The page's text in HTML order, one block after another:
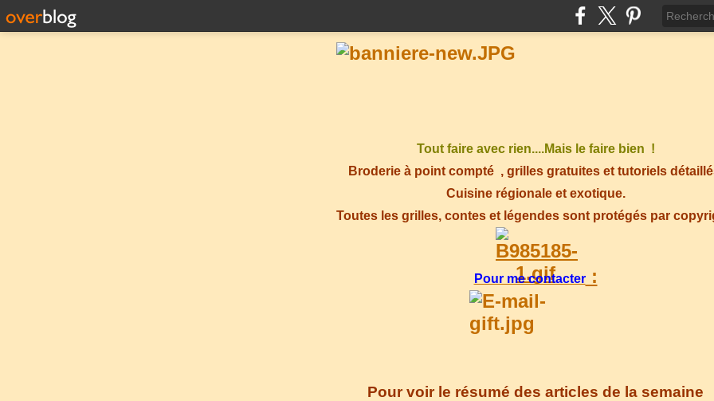
Tout faire avec rien....Mais le faire bien !
Broderie à point compté , grilles gratuites et tutoriels
Cuisine régionale et exotique.
Toutes les grilles, contes et légendes sont protégés par
Pour me contacter:
Pour voir le résumé des articles de la semaine